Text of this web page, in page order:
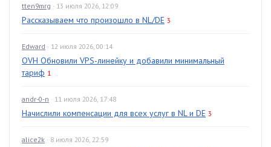
tten9mrg · 13 июля 2026, 12:09
Рассказываем что произошло в NL/DE 3
Edward · 12 июля 2026, 00:14
OVH Обновили VPS-линейку и добавили минимальный
тариф 1
andr-0-n · 11 июля 2026, 17:48
Начислили компенсации для всех услуг в NL и DE 3
alice2k · 8 июля 2026, 22:59